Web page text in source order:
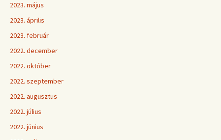
2023. május
2023. április
2023. február
2022. december
2022. október
2022. szeptember
2022. augusztus
2022. július
2022. június